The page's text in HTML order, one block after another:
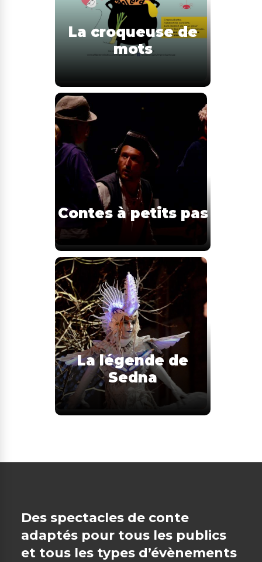
La croqueuse de
mots
Contes à petits pas
La légende de
Sedna
Des spectacles de conte
adaptés pour tous les publics
et tous les types d’évènements